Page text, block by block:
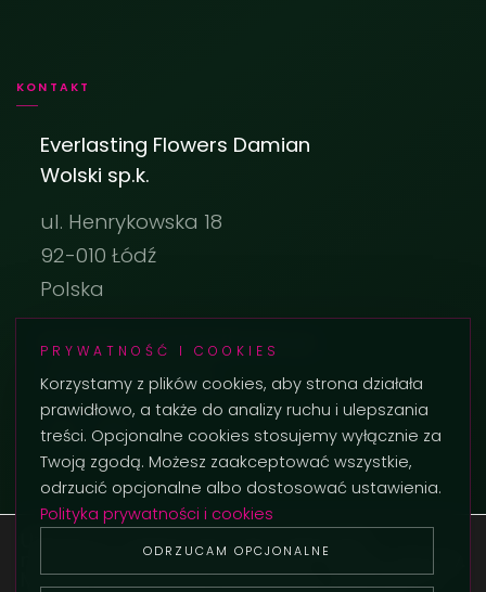
KONTAKT
Everlasting Flowers Damian
Wolski sp.k.
ul. Henrykowska 18
92-010 Łódź
Polska
biuro@everlastingflowers.pl
+48 42 236 29 02
© 2026 Everlasting Flowers. Wszystkie prawa zastrzeżone.
Używamy ciasteczek, aby zapewnić
najlepszą jakość korzystania z naszej witryny.
Możesz dowiedzieć się więcej o tym, jakich
PRYWATNOŚĆ I COOKIES
Korzystamy z plików cookies, aby strona działała
prawidłowo, a także do analizy ruchu i ulepszania
treści. Opcjonalne cookies stosujemy wyłącznie za
Twoją zgodą. Możesz zaakceptować wszystkie,
odrzucić opcjonalne albo dostosować ustawienia.
Polityka prywatności i cookies
ODRZUCAM OPCJONALNE